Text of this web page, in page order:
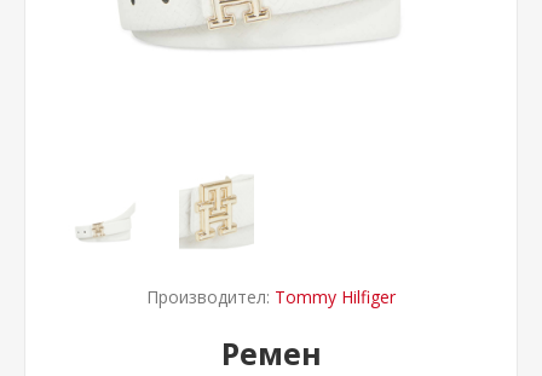
Производител: Tommy Hilfiger
Ремен